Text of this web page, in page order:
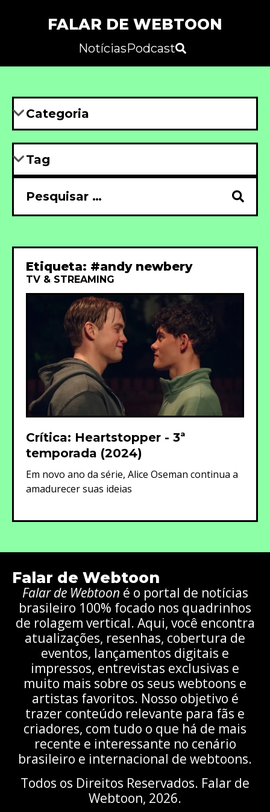
FALAR DE WEBTOON
NotíciasPodcast
Etiqueta: #andy newbery
TV & STREAMING
Crítica: Heartstopper - 3ª
temporada (2024)
Em novo ano da série, Alice Oseman continua a
amadurecer suas ideias
Falar de Webtoon
Falar de Webtoon é o portal de notícias
brasileiro 100% focado nos quadrinhos
de rolagem vertical. Aqui, você encontra
atualizações, resenhas, cobertura de
eventos, lançamentos digitais e
impressos, entrevistas exclusivas e
muito mais sobre os seus webtoons e
artistas favoritos. Nosso objetivo é
trazer conteúdo relevante para fãs e
criadores, com tudo o que há de mais
recente e interessante no cenário
brasileiro e internacional de webtoons.
Todos os Direitos Reservados. Falar de
Webtoon, 2026.